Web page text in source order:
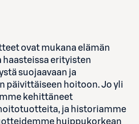
ovat mukana elämän
haasteissa erityisten
suojaavaan ja
päivittäiseen hoitoon. Jo yli
kehittäneet
ja historiamme
huippukorkean